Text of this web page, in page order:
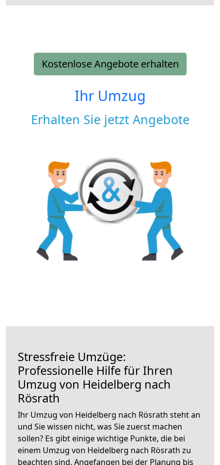
Kostenlose Angebote erhalten
Ihr Umzug
Erhalten Sie jetzt Angebote
Stressfreie Umzüge:
Professionelle Hilfe für Ihren
Umzug von Heidelberg nach
Rösrath
Ihr Umzug von Heidelberg nach Rösrath steht an
und Sie wissen nicht, was Sie zuerst machen
sollen? Es gibt einige wichtige Punkte, die bei
einem Umzug von Heidelberg nach Rösrath zu
beachten sind. Angefangen bei der Planung bis